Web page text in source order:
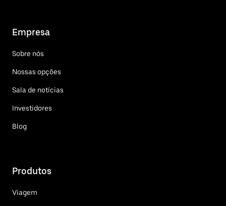
Empresa
Sobre nós
Nossas opções
Sala de notícias
Investidores
Blog
Produtos
Viagem